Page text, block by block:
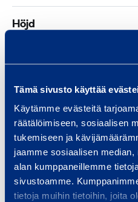
Tämä sivusto käyttää
Käytämme evästeitä
räätälöimiseen, sosiaalisen
tukemiseen ja
jaamme sosiaalisen
alan kumppaneillemme
sivustoamme.
tietoja muihin tietoihin, joita
Höjd
Dokument
Liknande
T